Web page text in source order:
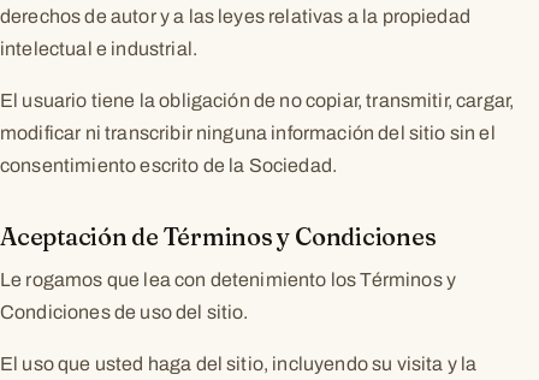
derechos de autor y a las leyes relativas a la propiedad
intelectual e industrial.
El usuario tiene la obligación de no copiar, transmitir, cargar,
modificar ni transcribir ninguna información del sitio sin el
consentimiento escrito de la Sociedad.
Aceptación de Términos y Condiciones
Le rogamos que lea con detenimiento los Términos y
Condiciones de uso del sitio.
El uso que usted haga del sitio, incluyendo su visita y la